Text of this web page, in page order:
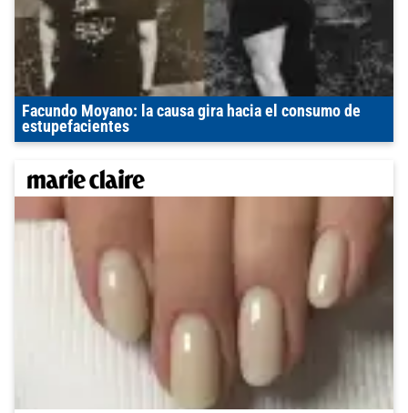
Facundo Moyano: la causa gira hacia el consumo de
estupefacientes